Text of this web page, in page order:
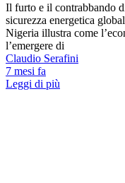
Il furto e il contrabbando
sicurezza energetica
Nigeria illustra come
l’emergere di
Claudio Serafini
7 mesi fa
Leggi di più